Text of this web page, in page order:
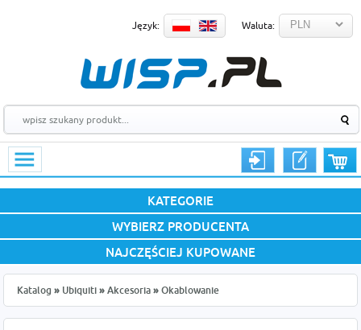
Język: Waluta:
KATEGORIE
WYBIERZ PRODUCENTA
NAJCZĘŚCIEJ KUPOWANE
Katalog » Ubiquiti » Akcesoria » Okablowanie